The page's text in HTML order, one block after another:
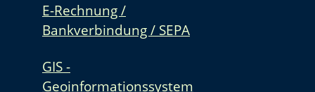
E-Rechnung /
Bankverbindung / SEPA
GIS -
Geoinformationssystem